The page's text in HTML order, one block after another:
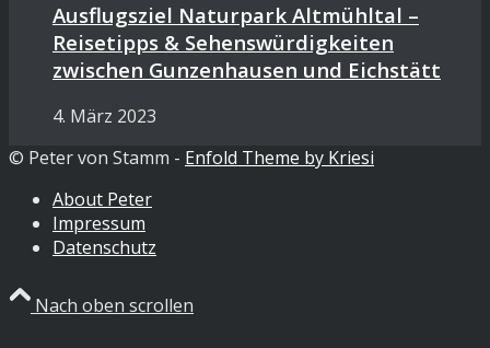
Ausflugsziel Naturpark Altmühltal –
Reisetipps & Sehenswürdigkeiten
zwischen Gunzenhausen und Eichstätt
4. März 2023
© Peter von Stamm - Enfold Theme by Kriesi
About Peter
Impressum
Datenschutz
Nach oben scrollen